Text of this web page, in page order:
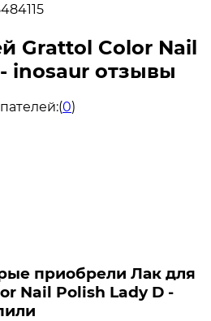
Grattol Color Nail
inosaur отзывы
(0)
приобрели Лак для
Nail Polish Lady D -